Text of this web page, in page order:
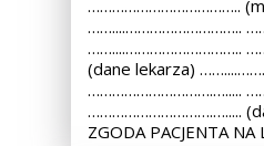
………………………………..
……....………………………..
……....………………………..
(dane lekarza)
………………………….….....
………………………….….....
ZGODA PACJENTA NA